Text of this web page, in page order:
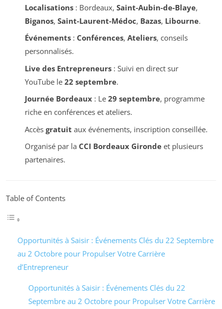
Localisations: Bordeaux, Saint-Aubin-de-Blaye,
Biganos, Saint-Laurent-Médoc, Bazas, Libourne.
Événements: Conférences, Ateliers, conseils
personnalisés.
Live des Entrepreneurs: Suivi en direct sur
YouTube le 22 septembre.
Journée Bordeaux: Le 29 septembre, programme
riche en conférences et ateliers.
Accès gratuit aux événements, inscription conseillée.
Organisé par la CCI Bordeaux Girondeet plusieurs
partenaires.
Table of Contents
Opportunités à Saisir : Événements Clés du 22 Septembre
au 2 Octobre pour Propulser Votre Carrière
d’Entrepreneur
Opportunités à Saisir : Événements Clés du 22
Septembre au 2 Octobre pour Propulser Votre Carrière